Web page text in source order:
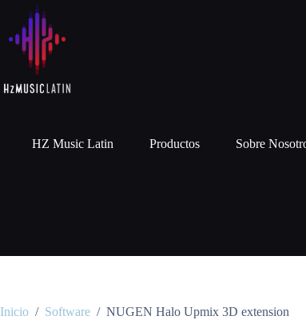
HZ Music Latin Productos Sobre
Inicio / Software / NUGEN Halo Upmix 3D extension